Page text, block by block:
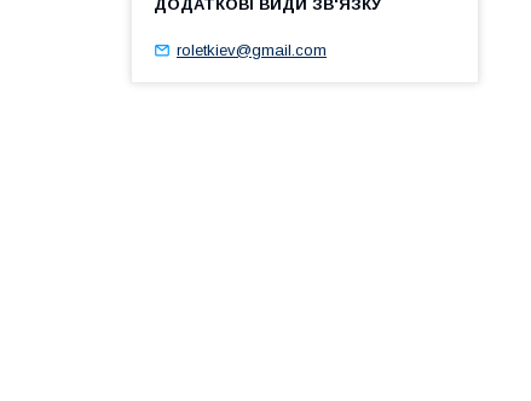
roletkiev@gmail.com